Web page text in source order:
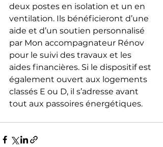
deux postes en isolation et un en
ventilation. Ils bénéficieront d’une
aide et d’un soutien personnalisé
par Mon accompagnateur Rénov
pour le suivi des travaux et les
aides financières. Si le dispositif est
également ouvert aux logements
classés E ou D, il s’adresse avant
tout aux passoires énergétiques.